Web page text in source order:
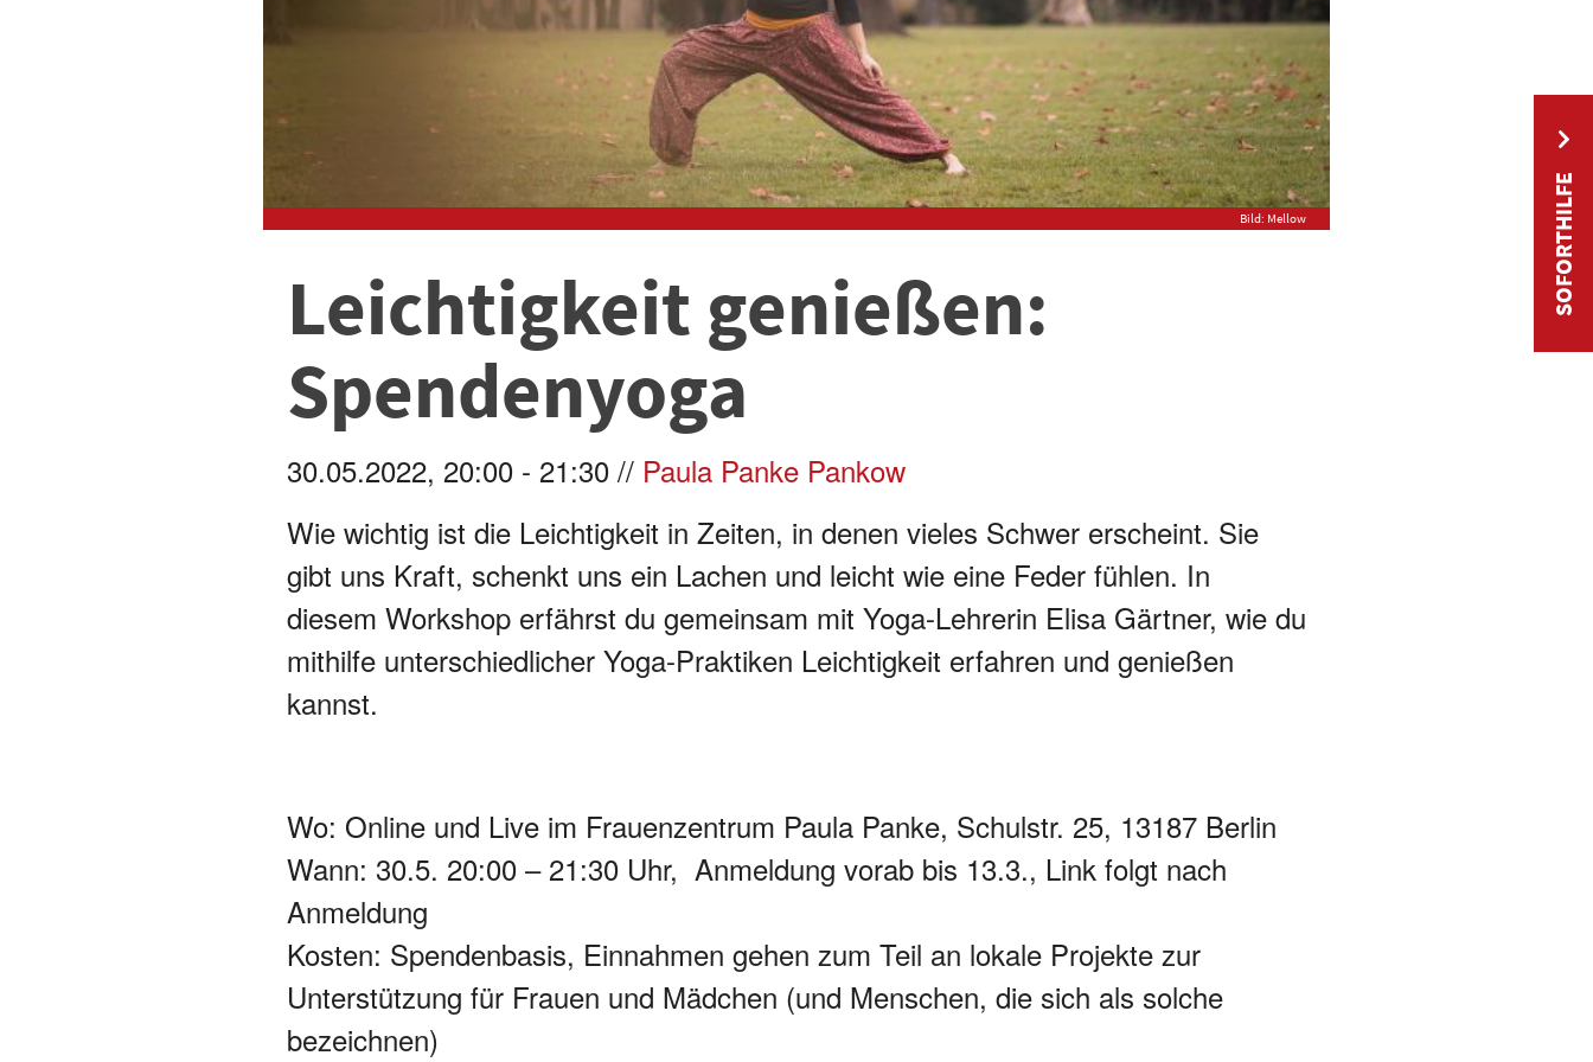
Bild: Mellow
Leichtigkeit genießen:
Spendenyoga
30.05.2022, 20:00 - 21:30 // Paula Panke Pankow
Wie wichtig ist die Leichtigkeit in Zeiten, in denen vieles Schwer erscheint. Sie
gibt uns Kraft, schenkt uns ein Lachen und leicht wie eine Feder fühlen. In
diesem Workshop erfährst du gemeinsam mit Yoga-Lehrerin Elisa Gärtner, wie du
mithilfe unterschiedlicher Yoga-Praktiken Leichtigkeit erfahren und genießen
kannst.
Wo: Online und Live im Frauenzentrum Paula Panke, Schulstr. 25, 13187 Berlin
Wann: 30.5. 20:00 – 21:30 Uhr, Anmeldung vorab bis 13.3., Link folgt nach
Anmeldung
Kosten: Spendenbasis, Einnahmen gehen zum Teil an lokale Projekte zur
Unterstützung für Frauen und Mädchen (und Menschen, die sich als solche
bezeichnen)
SOFORTHILFE